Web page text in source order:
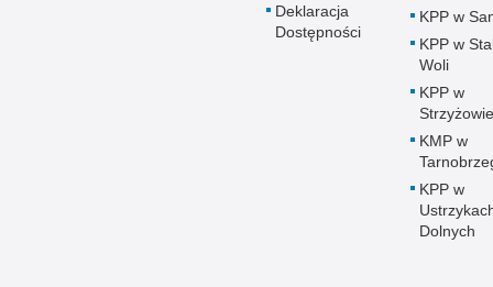
Deklaracja
Dostępności
KPP w
KPP w
Woli
KPP w
Strzyżowie
KMP w
KPP w
Dolnych